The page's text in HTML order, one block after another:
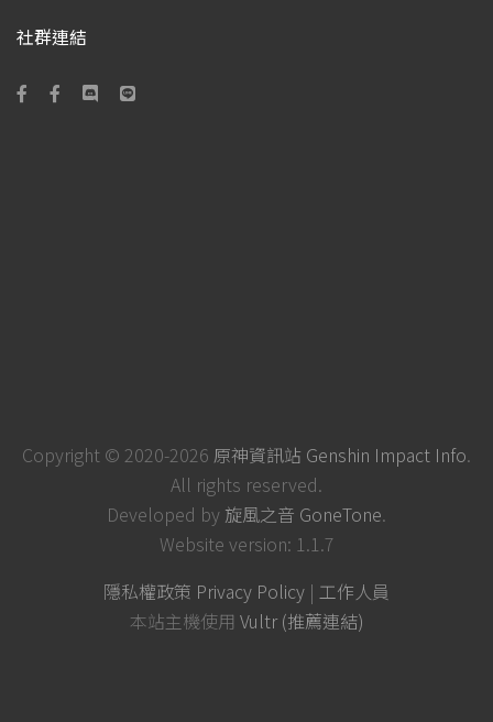
社群連結
Copyright © 2020-2026 原神資訊站 Genshin Impact Info.
All rights reserved.
Developed by 旋風之音 GoneTone.
Website version: 1.1.7
隱私權政策 Privacy Policy | 工作人員
本站主機使用 Vultr (推薦連結)